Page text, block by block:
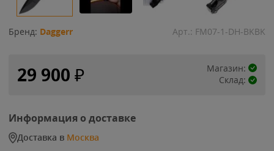
Бренд: Daggerr Арт.: FM07-1-DH-BKBK
29 900 ₽
Магазин:
Склад:
Информация о доставке
Доставка в Москва